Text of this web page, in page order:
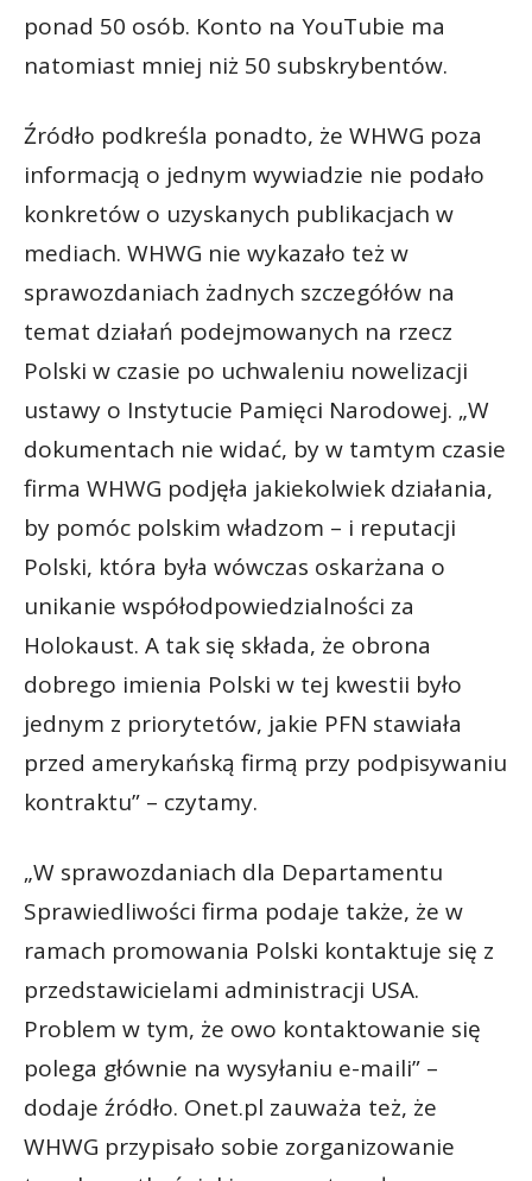
ponad 50 osób. Konto na YouTubie ma
natomiast mniej niż 50 subskrybentów.
Źródło podkreśla ponadto, że WHWG poza
informacją o jednym wywiadzie nie podało
konkretów o uzyskanych publikacjach w
mediach. WHWG nie wykazało też w
sprawozdaniach żadnych szczegółów na
temat działań podejmowanych na rzecz
Polski w czasie po uchwaleniu nowelizacji
ustawy o Instytucie Pamięci Narodowej. „W
dokumentach nie widać, by w tamtym czasie
firma WHWG podjęła jakiekolwiek działania,
by pomóc polskim władzom – i reputacji
Polski, która była wówczas oskarżana o
unikanie współodpowiedzialności za
Holokaust. A tak się składa, że obrona
dobrego imienia Polski w tej kwestii było
jednym z priorytetów, jakie PFN stawiała
przed amerykańską firmą przy podpisywaniu
kontraktu” – czytamy.
„W sprawozdaniach dla Departamentu
Sprawiedliwości firma podaje także, że w
ramach promowania Polski kontaktuje się z
przedstawicielami administracji USA.
Problem w tym, że owo kontaktowanie się
polega głównie na wysyłaniu e-maili” –
dodaje źródło. Onet.pl zauważa też, że
WHWG przypisało sobie zorganizowanie